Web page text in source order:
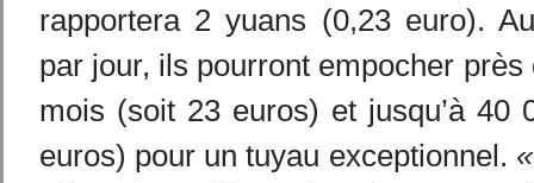
rapportera 2 yuans (0,23 euro).
par jour, ils pourront empocher près
mois (soit 23 euros) et jusqu’à 40
euros) pour un tuyau exceptionnel.